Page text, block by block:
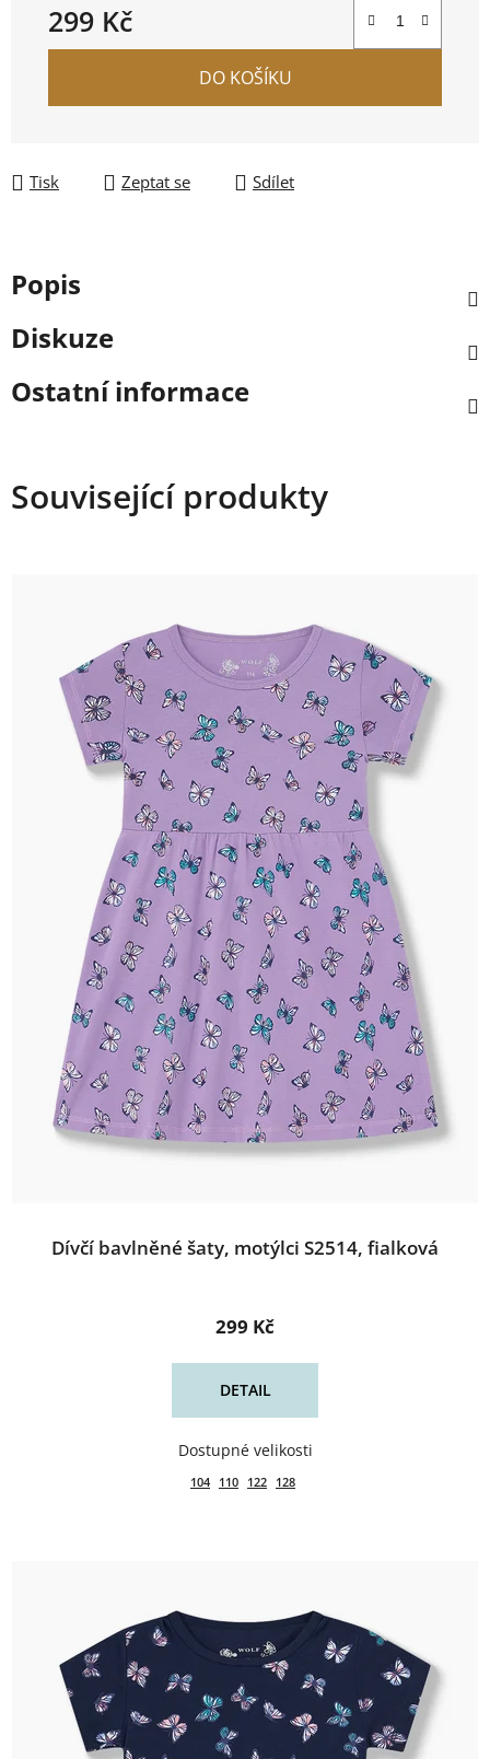
299 Kč
Měrná cena:
DO KOŠÍKU
Tisk Zeptat se Sdílet
Popis
Diskuze
Ostatní informace
Související produkty
Dívčí bavlněné šaty, motýlci S2514, fialková
299 Kč
DETAIL
104 110 122 128